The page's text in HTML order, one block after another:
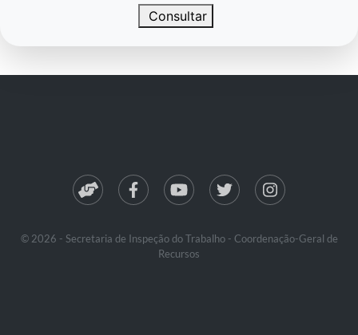
Consultar
© 2026 - Secretaria de Inspeção do Trabalho - Coordenação-Geral de
Recursos